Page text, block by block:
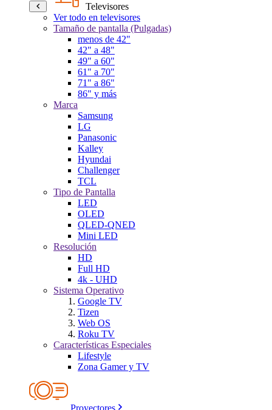
Televisores
Ver todo en televisores
Tamaño de pantalla (Pulgadas)
menos de 42"
42" a 48"
49" a 60"
61" a 70"
71" a 86"
86" y más
Marca
Samsung
LG
Panasonic
Kalley
Hyundai
Challenger
TCL
Tipo de Pantalla
LED
OLED
QLED-QNED
Mini LED
Resolución
HD
Full HD
4k - UHD
Sistema Operativo
Google TV
Tizen
Web OS
Roku TV
Características Especiales
Lifestyle
Zona Gamer y TV
Proyectores